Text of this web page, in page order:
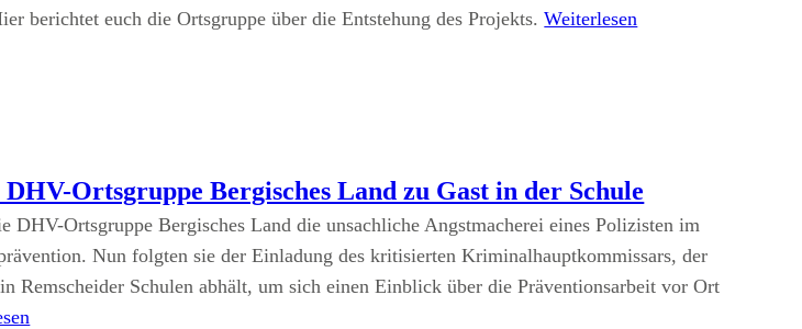
berichtet euch die Ortsgruppe über die Entstehung des Projekts.Weiterlesen
Ortsgruppe Bergisches Land zu Gast in der Schule
DHV-Ortsgruppe Bergisches Land die unsachliche Angstmacherei eines Polizisten im
Nun folgten sie der Einladung des kritisierten Kriminalhauptkommissars, der
Remscheider Schulen abhält, um sich einen Einblick über die Präventionsarbeit vor Ort